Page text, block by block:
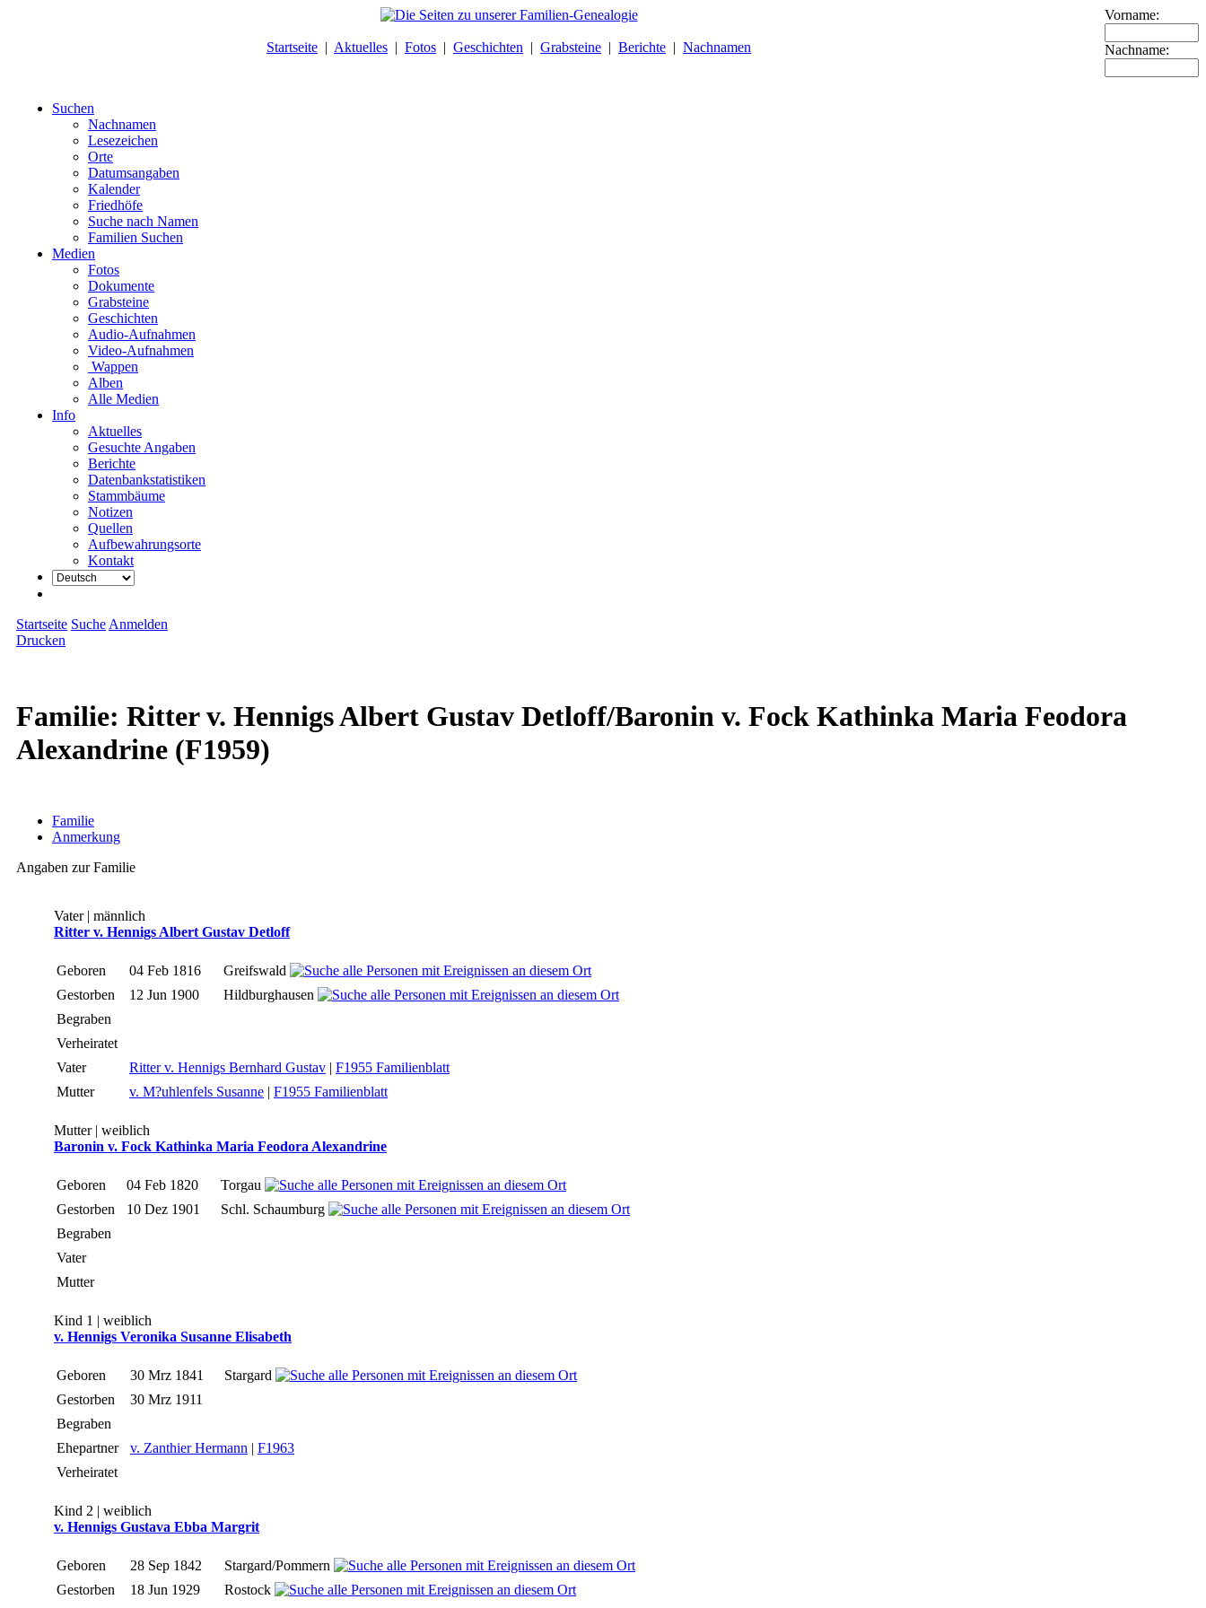
Startseite | Aktuelles | Fotos | Geschichten | Grabsteine | Berichte | Nachnamen
Vorname:
Nachname:
Suchen
Nachnamen
Lesezeichen
Orte
Datumsangaben
Kalender
Friedhöfe
Suche nach Namen
Familien Suchen
Medien
Fotos
Dokumente
Grabsteine
Geschichten
Audio-Aufnahmen
Video-Aufnahmen
Wappen
Alben
Alle Medien
Info
Aktuelles
Gesuchte Angaben
Berichte
Datenbankstatistiken
Stammbäume
Notizen
Quellen
Aufbewahrungsorte
Kontakt
Startseite Suche Anmelden
Drucken
Familie: Ritter v. Hennigs Albert Gustav Detloff/Baronin v. Fock Kathinka Maria Feodora
Alexandrine (F1959)
Familie
Anmerkung
Angaben zur Familie
Vater | männlich
Ritter v. Hennigs Albert Gustav Detloff
Geboren 04 Feb 1816
Greifswald
Gestorben
12 Jun 1900
Hildburghausen
Begraben
Verheiratet
Vater
Ritter v. Hennigs Bernhard Gustav | F1955 Familienblatt
Mutter
v. M?uhlenfels Susanne | F1955 Familienblatt
Mutter | weiblich
Baronin v. Fock Kathinka Maria Feodora Alexandrine
Geboren 04 Feb 1820
Torgau
Gestorben
10 Dez 1901
Schl. Schaumburg
Begraben
Vater
Mutter
Kind 1 | weiblich
v. Hennigs Veronika Susanne Elisabeth
Geboren 30 Mrz 1841
Stargard
Gestorben
30 Mrz 1911
Begraben
Ehepartner
v. Zanthier Hermann | F1963
Verheiratet
Kind 2 | weiblich
v. Hennigs Gustava Ebba Margrit
Geboren 28 Sep 1842
Stargard/Pommern
Gestorben
18 Jun 1929
Rostock